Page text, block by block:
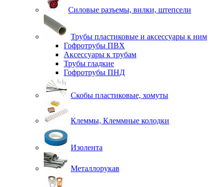
Силовые разъемы, вилки, штепсели
Трубы пластиковые и аксессуары к ним
Гофротрубы ПВХ
Аксессуары к трубам
Трубы гладкие
Гофротрубы ПНД
Скобы пластиковые, хомуты
Клеммы, Клеммные колодки
Изолента
Металлорукав